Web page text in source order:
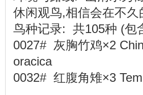
休闲观鸟,相信会在不
鸟种记录: 共105种 (
0027# 灰胸竹鸡×2
oracica
0032# 红腹角雉×3